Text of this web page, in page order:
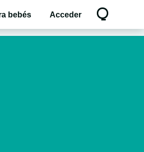
bebés Acceder